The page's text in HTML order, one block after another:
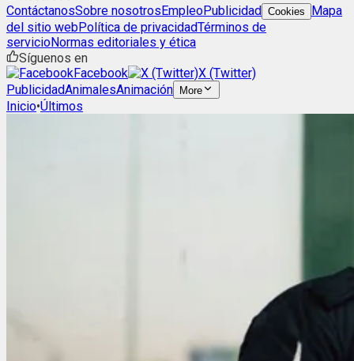
ContáctanosSobre nosotrosEmpleoPublicidad Cookies
Mapa
del sitio webPolítica de privacidadTérminos de
servicioNormas editoriales y ética
Síguenos en
Facebook
X (Twitter)
PublicidadAnimalesAnimación More
Inicio•Últimos